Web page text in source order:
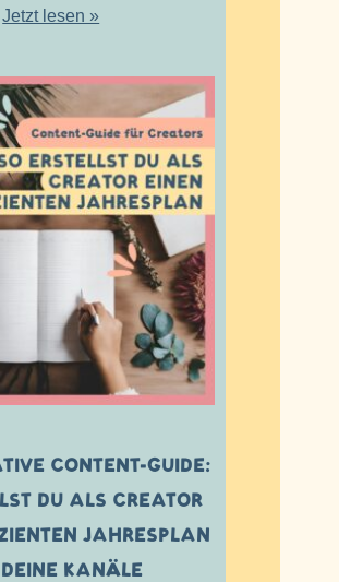
Jetzt lesen »
CONTENT-GUIDE:
DU ALS CREATOR
JAHRESPLAN
KANÄLE